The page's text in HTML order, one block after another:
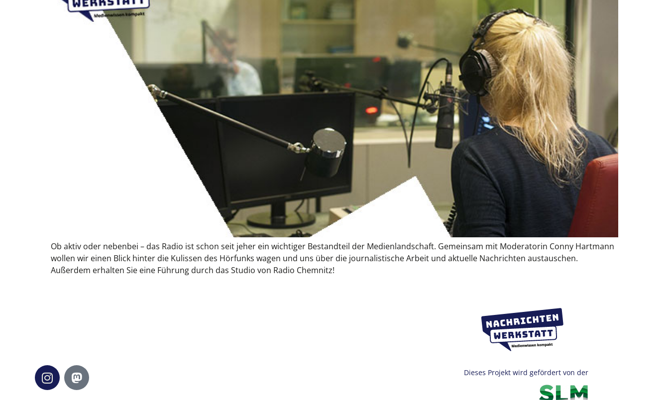
Ob aktiv oder nebenbei – das Radio ist schon seit jeher ein wichtiger Bestandteil der Medienlandschaft. Gemeinsam mit Moderatorin Conny Hartmann
wollen wir einen Blick hinter die Kulissen des Hörfunks wagen und uns über die journalistische Arbeit und aktuelle Nachrichten austauschen.
Außerdem erhalten Sie eine Führung durch das Studio von Radio Chemnitz!
Dieses Projekt wird gefördert von der